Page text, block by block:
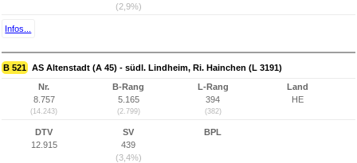
(2,9%)
Infos...
B 521 AS Altenstadt (A 45) - südl. Lindheim, Ri. Hainchen (L 3191)
Nr.
8.757
(14.243)
B-Rang
5.165
(2.799)
L-Rang
394
(382)
Land
HE
DTV
12.915
SV
439
(3,4%)
BPL